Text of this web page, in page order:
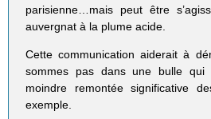
parisienne…mais peut être
auvergnat à la plume acide.
Cette communication aiderait à
sommes pas dans une bulle qui
moindre remontée significative
exemple.